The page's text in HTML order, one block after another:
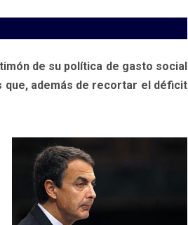
de su política de gasto social
que, además de recortar el déficit